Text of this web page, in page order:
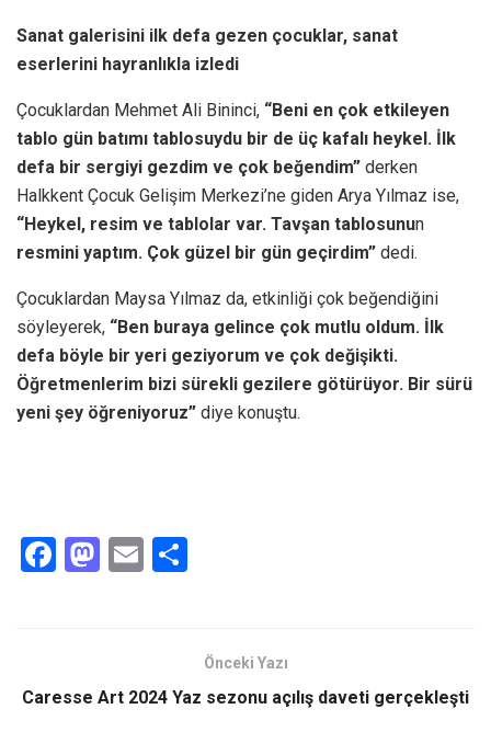
Sanat galerisini ilk defa gezen çocuklar, sanat
eserlerini hayranlıkla izledi
Çocuklardan Mehmet Ali Bininci, “Beni en çok etkileyen
tablo gün batımı tablosuydu bir de üç kafalı heykel. İlk
defa bir sergiyi gezdim ve çok beğendim” derken
Halkkent Çocuk Gelişim Merkezi’ne giden Arya Yılmaz ise,
“Heykel, resim ve tablolar var. Tavşan tablosunun
resmini yaptım. Çok güzel bir gün geçirdim” dedi.
Çocuklardan Maysa Yılmaz da, etkinliği çok beğendiğini
söyleyerek, “Ben buraya gelince çok mutlu oldum. İlk
defa böyle bir yeri geziyorum ve çok değişikti.
Öğretmenlerim bizi sürekli gezilere götürüyor. Bir sürü
yeni şey öğreniyoruz” diye konuştu.
F
o
M
d
E
Önceki Yazı
Caresse Art 2024 Yaz sezonu açılış daveti gerçekleşti